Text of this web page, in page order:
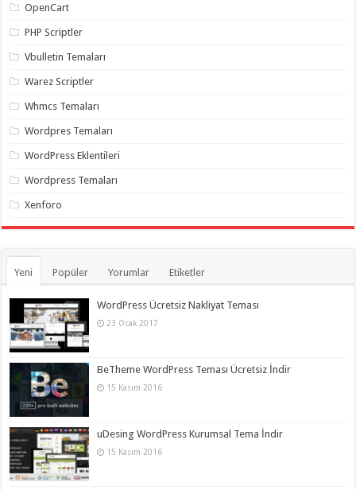
gaziantep
gaziantep
twitter
hilesi ,
takipçi
instagram
hilesi ,
OpenCart
PHP Scriptler
Vbulletin Temaları
Warez Scriptler
Whmcs Temaları
Wordpres Temaları
WordPress Eklentileri
Wordpress Temaları
Xenforo
Yeni Popüler Yorumlar Etiketler
WordPress Ücretsiz Nakliyat Teması
23 Ocak 2017
BeTheme WordPress Teması Ücretsiz İndir
15 Kasım 2016
uDesing WordPress Kurumsal Tema İndir
15 Kasım 2016